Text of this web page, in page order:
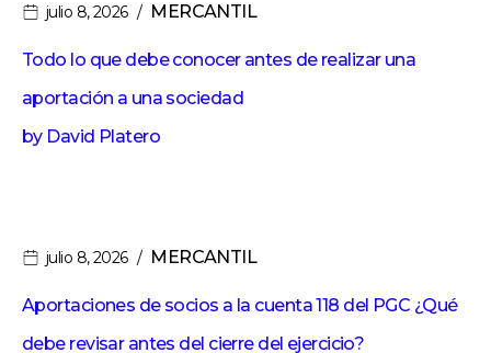
julio 8, 2026 MERCANTIL
Todo lo que debe conocer antes de realizar una
aportación a una sociedad
by David Platero
julio 8, 2026 MERCANTIL
Aportaciones de socios a la cuenta 118 del PGC ¿Qué
debe revisar antes del cierre del ejercicio?